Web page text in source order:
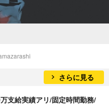
さらに見る
支給実績アリ/固定時間勤務/